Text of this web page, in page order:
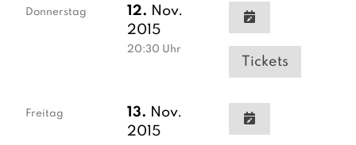
Donnerstag 12. Nov.
2015
20:30 Uhr
Tickets
Freitag 13. Nov.
2015